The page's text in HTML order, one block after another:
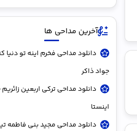
آخرین مداحی ها
دانلود مداحی فخرم اینه تو دنیا
جواد ذاکر
دانلود مداحی ترکی اربعین
اینستا
دانلود مداحی مجید بنی فاطمه